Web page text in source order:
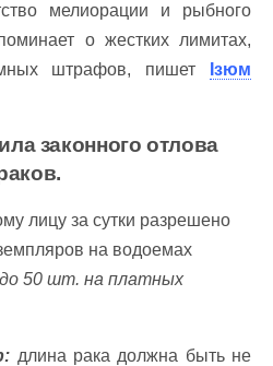
мелиорации и рыбного
о жестких лимитах,
штрафов, пишет
Ізюм
законного отлова
лицу за сутки разрешено
на водоемах
50 шт. на платных
длина рака должна быть не